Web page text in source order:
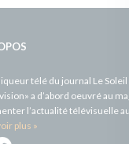
télé du journal Le Soleil
a d’abord oeuvré au
l’actualité télévisuelle au
plus »